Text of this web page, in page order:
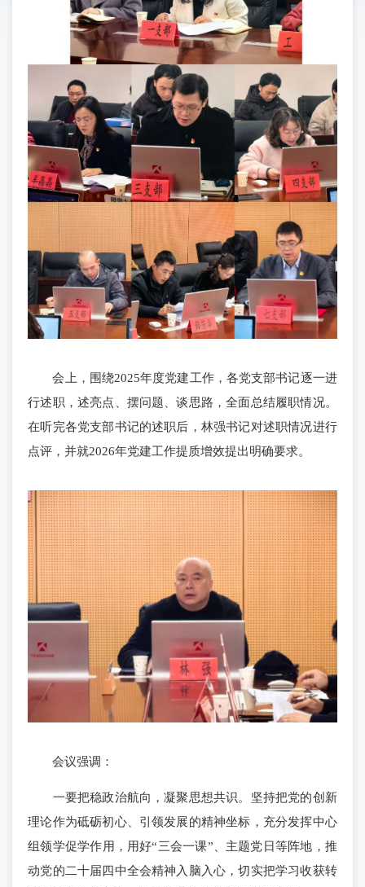
会上，围绕2025年度党建工作，各党支部书记逐一进
行述职，述亮点、摆问题、谈思路，全面总结履职情况。
在听完各党支部书记的述职后，林强书记对述职情况进行
点评，并就2026年党建工作提质增效提出明确要求。
会议强调：
一要把稳政治航向，凝聚思想共识。坚持把党的创新
理论作为砥砺初心、引领发展的精神坐标，充分发挥中心
组领学促学作用，用好“三会一课”、主题党日等阵地，推
动党的二十届四中全会精神入脑入心，切实把学习收获转